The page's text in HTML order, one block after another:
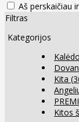
Aš perskaičiau
Filtras
Kategorijos
Kita
Kitos